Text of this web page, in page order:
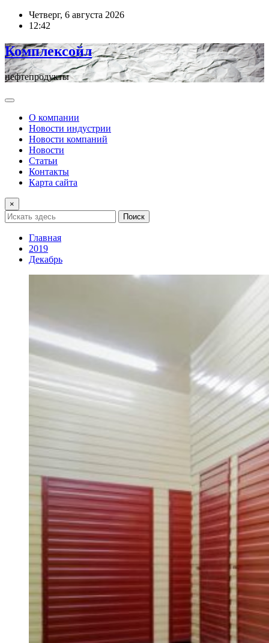
ПерейтиЧетверг, 6 августа 2026
12:42
Комплексойл
нефтепродукты
О компании
Новости индустрии
Новости компаний
Новости
Статьи
Контакты
Карта сайта
×
Поиск
Главная
2019
Декабрь